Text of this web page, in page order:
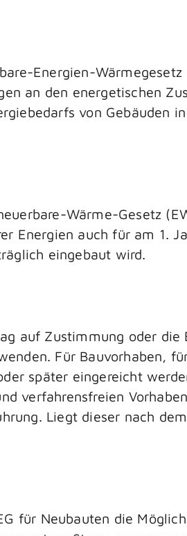
Energien-Wärmegesetz
an den energetischen
von Gebäuden
Wärme-Gesetz
Energien auch für am 1.
eingebaut wird.
auf Zustimmung oder die
Für Bauvorhaben,
später eingereicht
verfahrensfreien
Liegt dieser nach
für Neubauten die